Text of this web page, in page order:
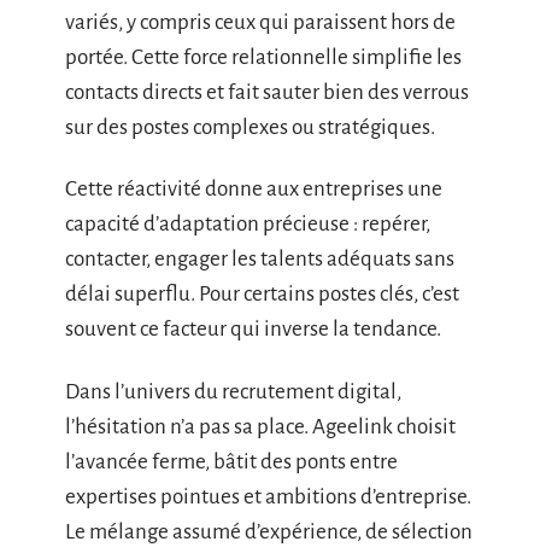
variés, y compris ceux qui paraissent hors de
portée. Cette force relationnelle simplifie les
contacts directs et fait sauter bien des verrous
sur des postes complexes ou stratégiques.
Cette réactivité donne aux entreprises une
capacité d’adaptation précieuse : repérer,
contacter, engager les talents adéquats sans
délai superflu. Pour certains postes clés, c’est
souvent ce facteur qui inverse la tendance.
Dans l’univers du recrutement digital,
l’hésitation n’a pas sa place. Ageelink choisit
l’avancée ferme, bâtit des ponts entre
expertises pointues et ambitions d’entreprise.
Le mélange assumé d’expérience, de sélection